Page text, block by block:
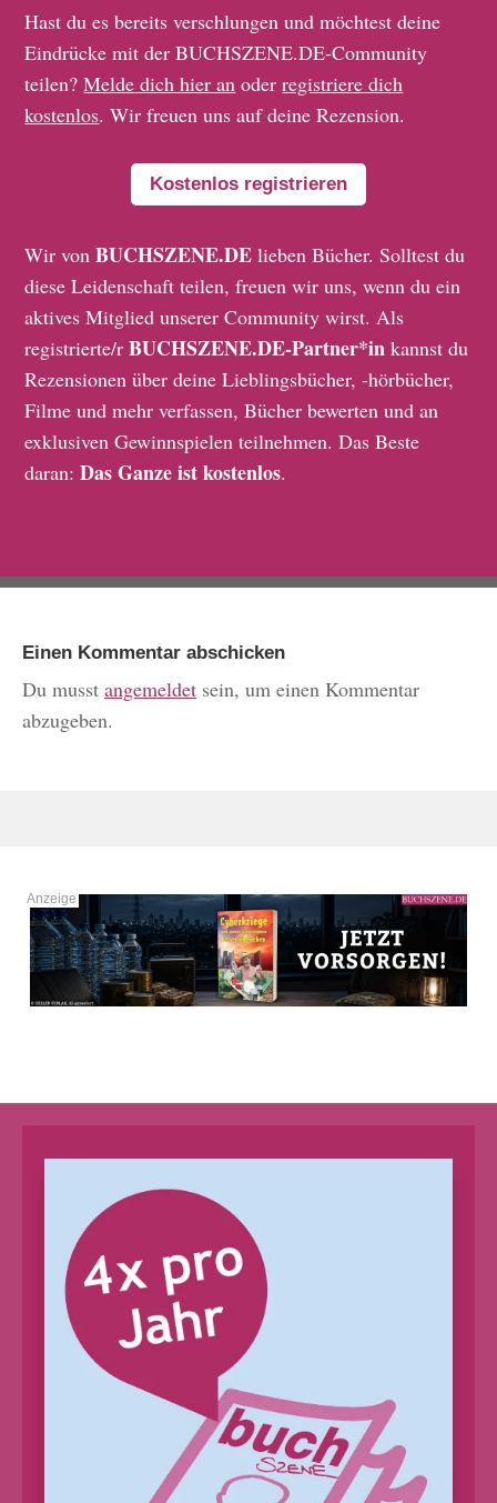
Hast du es bereits verschlungen und möchtest deine
Eindrücke mit der BUCHSZENE.DE-Community
teilen?Melde dich hier an oderregistriere dich
kostenlos. Wir freuen uns auf deine Rezension.
Kostenlos registrieren
Wir vonBUCHSZENE.DE lieben Bücher. Solltest du
diese Leidenschaft teilen, freuen wir uns, wenn du ein
aktives Mitglied unserer Community wirst. Als
registrierte/rBUCHSZENE.DE-Partner*in kannst du
Rezensionen über deine Lieblingsbücher, -hörbücher,
Filme und mehr verfassen, Bücher bewerten und an
exklusiven Gewinnspielen teilnehmen. Das Beste
daran:Das Ganze ist kostenlos.
Einen Kommentar abschicken
Du musst angemeldet sein, um einen Kommentar
abzugeben.